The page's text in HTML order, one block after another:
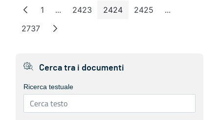
Pagina
1 ...Pagine intermedie
Pagina
2423 Pagina
2424 Pagina
2425 ...Pagine
Pagina
2737
Cerca tra i documenti
Ricerca testuale